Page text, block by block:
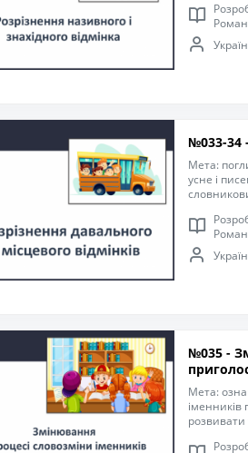
речень;
№033-34
Мета:
усне і
процесу,
навички
№035 -
[с′]
Мета:
іменників
розвивати